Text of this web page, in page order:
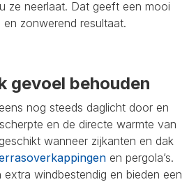
ze neerlaat. Dat geeft een mooi
zonwerend resultaat.
gevoel behouden
nog steeds daglicht door en
en de directe warmte van
wanneer zijkanten en dak
en pergola’s.
extra windbestendig en bieden een